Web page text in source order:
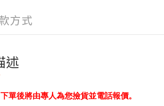
方式
述
單後將由專人為您撿貨並電話報價。